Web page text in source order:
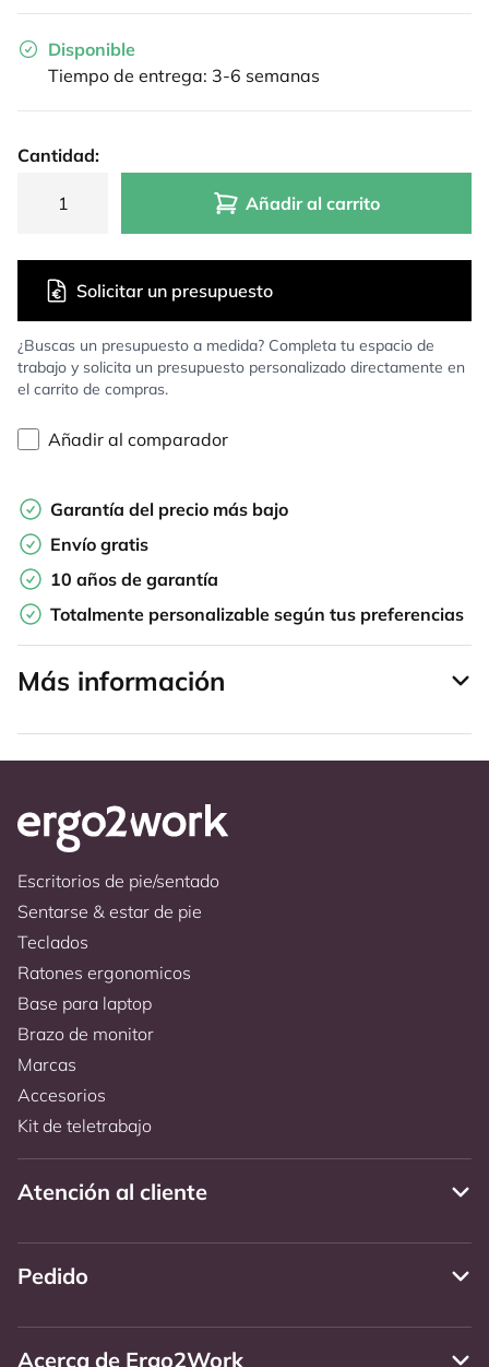
Disponible
Tiempo de entrega: 3-6 semanas
Cantidad:
Añadir al carrito
¿Buscas un presupuesto a medida? Completa tu espacio de
trabajo y solicita un presupuesto personalizado directamente en
el carrito de compras.
Solicitar un presupuesto
Añadir al comparador
Garantía del precio más bajo
Envío gratis
10 años de garantía
Totalmente personalizable según tus preferencias
Más información
Escritorios de pie/sentado
Sentarse & estar de pie
Teclados
Ratones ergonomicos
Base para laptop
Brazo de monitor
Marcas
Accesorios
Kit de teletrabajo
Atención al cliente
Pedido
Acerca de Ergo2Work